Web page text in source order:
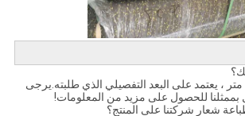
بانتظام موك هو 1000 متر ، يعتمد على البعد التفصيلي الذي طلبته.يرجى
بممثلنا للحصول على مزيد من المعلومات!